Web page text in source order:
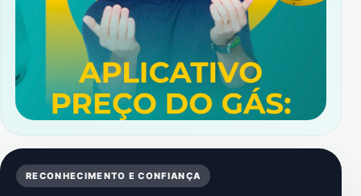
RECONHECIMENTO E CONFIANÇA